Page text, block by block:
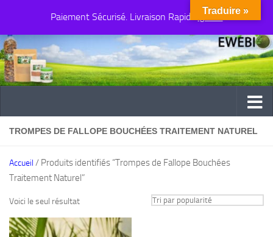
Paiement Sécurisé. Livraison Rapide Ignorer
Au dessous du contenu
TROMPES DE FALLOPE BOUCHÉES TRAITEMENT NATUREL
Accueil / Produits identifiés “Trompes de Fallope Bouchées
Traitement Naturel”
Voici le seul résultat
Traduire »